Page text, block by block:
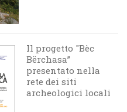
Il progetto "Bèc
Bërchasa”
presentato nella
rete dei siti
archeologici locali